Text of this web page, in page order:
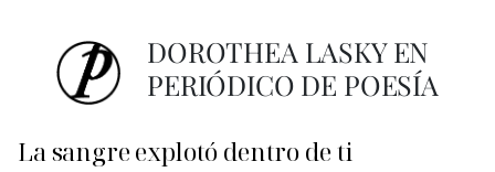
DOROTHEA LASKY EN
PERIÓDICO DE POESÍA
La sangre explotó dentro de ti